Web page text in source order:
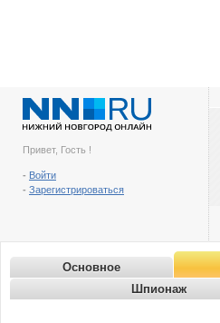
Привет, Гость !
- Войти
- Зарегистрироваться
Основное
Шпионаж